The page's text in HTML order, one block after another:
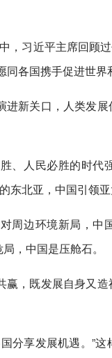
，习近平主席回顾
各国携手促进世界
新关口，人类发
、人民必胜的时代
东北亚，中国引领
周边环境新局，中
，中国是压舱石。
，既发展自身又
分享发展机遇。”